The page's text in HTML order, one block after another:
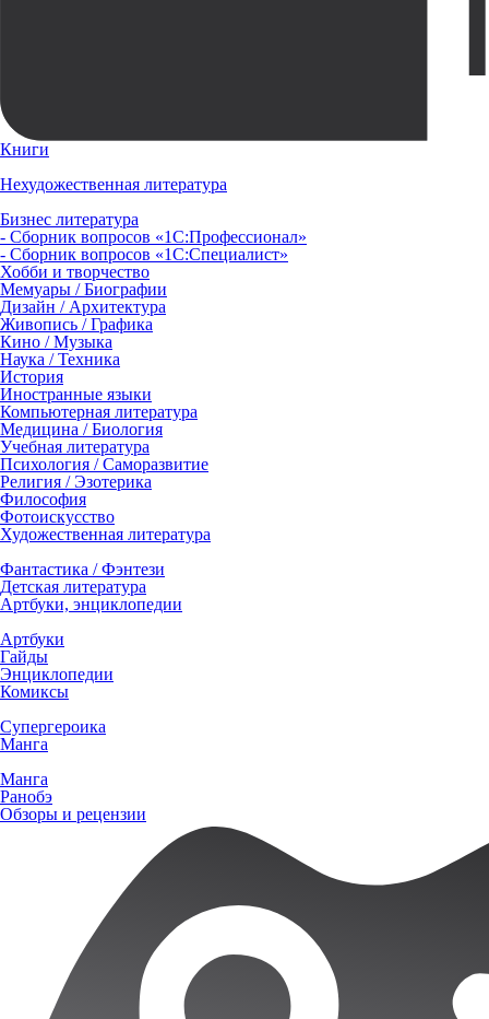
Книги
Нехудожественная литература
Бизнес литература
- Сборник вопросов «1С:Профессионал»
- Сборник вопросов «1С:Специалист»
Хобби и творчество
Мемуары / Биографии
Дизайн / Архитектура
Живопись / Графика
Кино / Музыка
Наука / Техника
История
Иностранные языки
Компьютерная литература
Медицина / Биология
Учебная литература
Психология / Саморазвитие
Религия / Эзотерика
Философия
Фотоискусство
Художественная литература
Фантастика / Фэнтези
Детская литература
Артбуки, энциклопедии
Артбуки
Гайды
Энциклопедии
Комиксы
Супергероика
Манга
Манга
Ранобэ
Обзоры и рецензии